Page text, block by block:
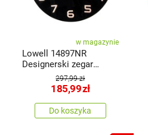
w magazynie
Lowell 14897NR
Designerski zegar
ścienny śr. 38 cm
297,99 zł
185,99zł
Do koszyka